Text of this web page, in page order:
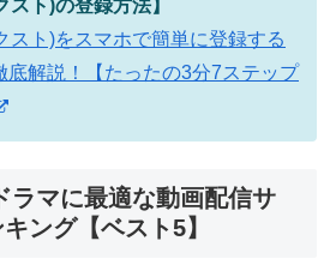
スト)の登録方法】
スト)をスマホで簡単に登録する
底解説！【たったの3分7ステップ
ラマに最適な動画配信サ
ング【ベスト5】